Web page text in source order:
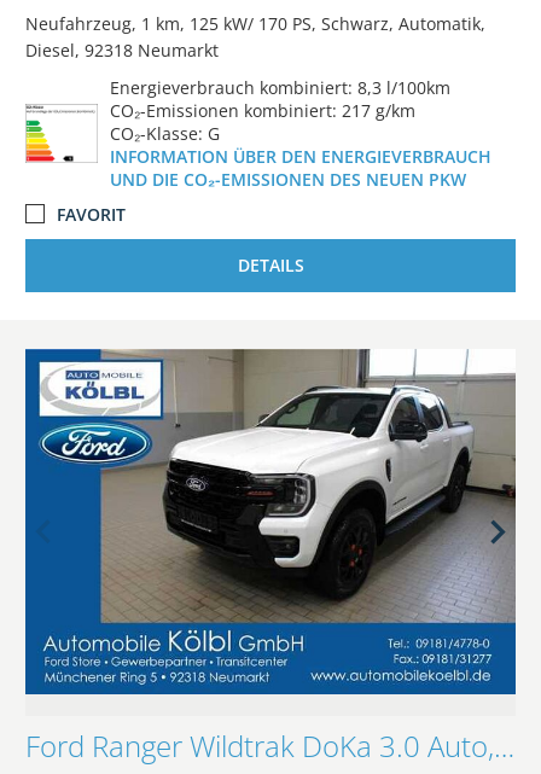
Neufahrzeug 1 km 125 kW/ 170 PS Schwarz Automatik
Diesel 92318 Neumarkt
Energieverbrauch kombiniert: 8,3 l/100km
CO₂-Emissionen kombiniert: 217 g/km
CO₂-Klasse: G
INFORMATION ÜBER DEN ENERGIEVERBRAUCH
UND DIE CO₂-EMISSIONEN DES NEUEN PKW
FAVORIT
DETAILS
Ford Ranger Wildtrak DoKa 3.0 Auto, EL.ROLLO/AHK/iACC